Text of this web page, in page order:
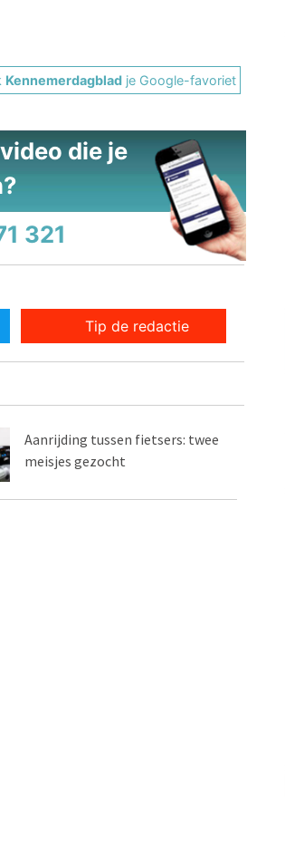
Kennemerdagblad je Google-favoriet
die je
321
Tip de redactie
Aanrijding tussen fietsers: twee
meisjes gezocht